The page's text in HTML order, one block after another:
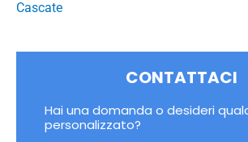
Cascate
CONTATTACI
Hai una domanda o desideri
personalizzato?